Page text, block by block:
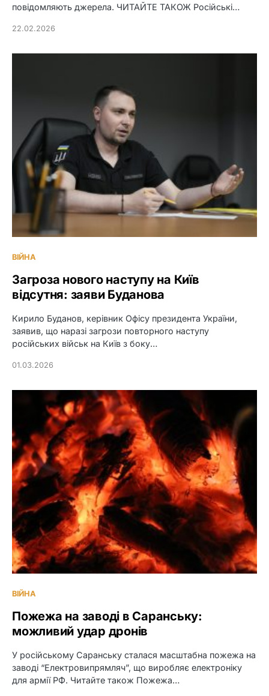
повідомляють джерела. ЧИТАЙТЕ ТАКОЖ Російські…
22.02.2026
ВІЙНА
Загроза нового наступу на Київ
відсутня: заяви Буданова
Кирило Буданов, керівник Офісу президента України,
заявив, що наразі загрози повторного наступу
російських військ на Київ з боку…
01.03.2026
ВІЙНА
Пожежа на заводі в Саранську:
можливий удар дронів
У російському Саранську сталася масштабна пожежа на
заводі “Електровипрямляч”, що виробляє електроніку
для армії РФ. Читайте також Пожежа…